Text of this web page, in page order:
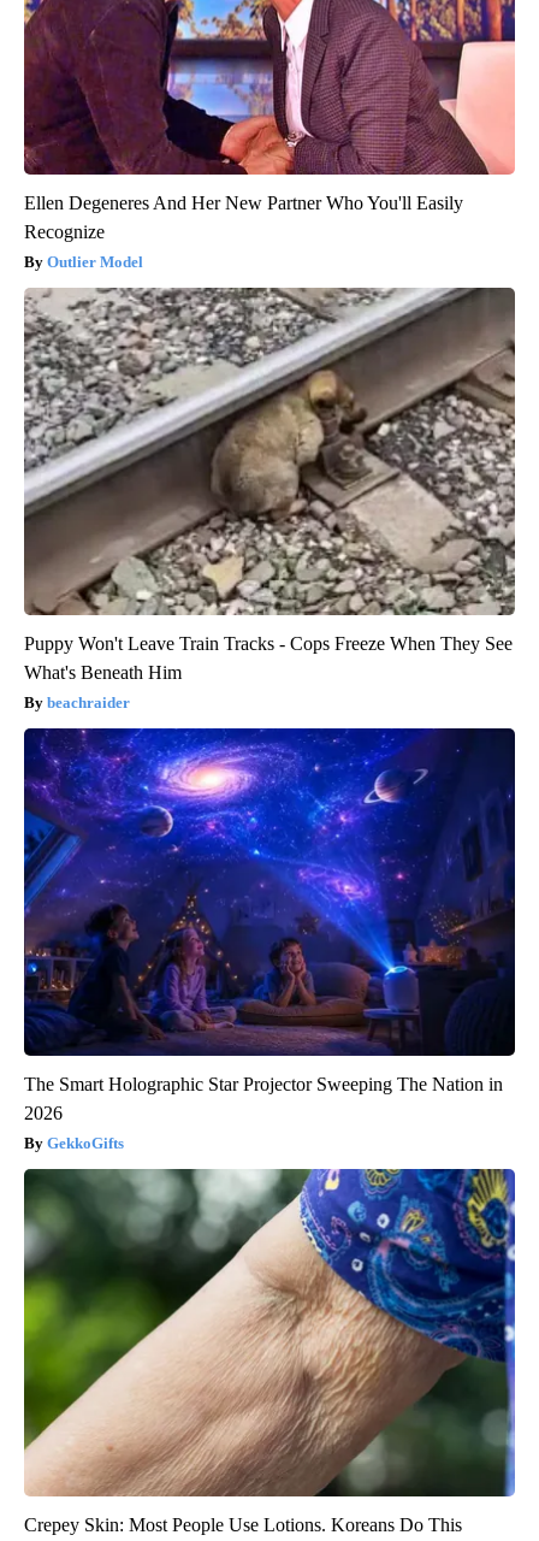
Ellen Degeneres And Her New Partner Who You'll Easily
Recognize
Outlier Model
Puppy Won't Leave Train Tracks - Cops Freeze When They See
What's Beneath Him
beachraider
The Smart Holographic Star Projector Sweeping The Nation in
2026
GekkoGifts
Crepey Skin: Most People Use Lotions. Koreans Do This